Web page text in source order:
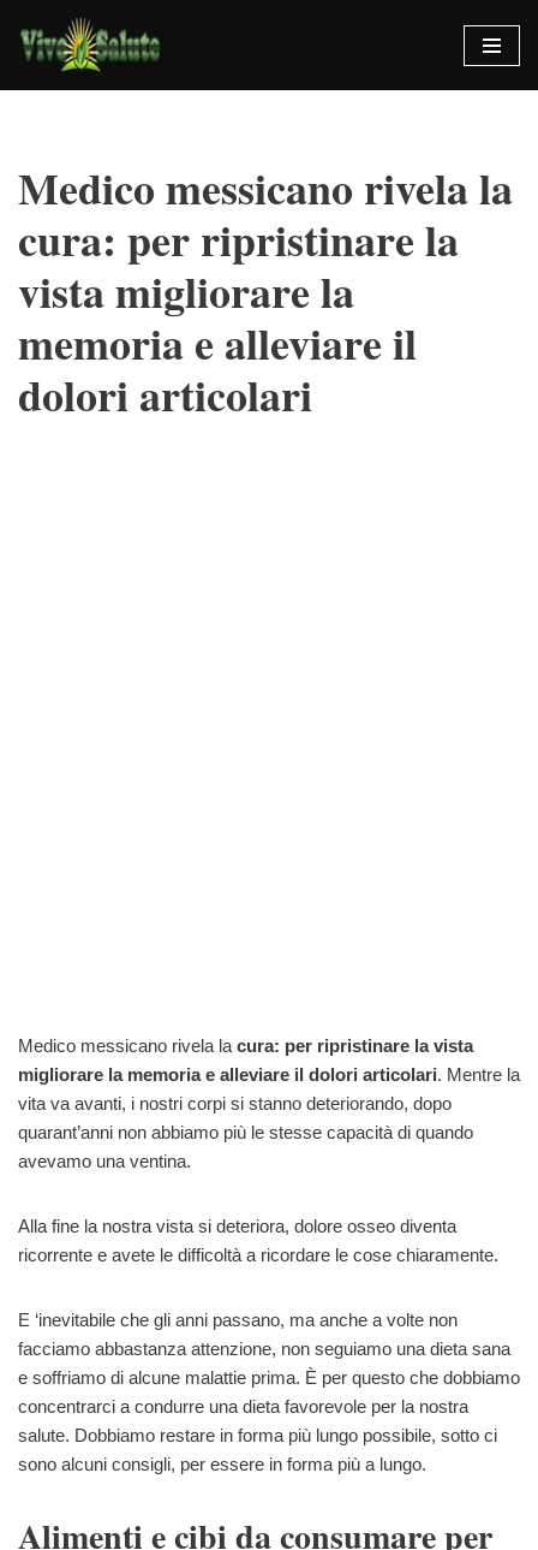
Vai
al
Medico messicano rivela la
cura: per ripristinare la
vista migliorare la
memoria e alleviare il
dolori articolari
Medico messicano rivela la cura: per ripristinare la vista
migliorare la memoria e alleviare il dolori articolari. Mentre la
vita va avanti, i nostri corpi si stanno deteriorando, dopo
quarant’anni non abbiamo più le stesse capacità di quando
avevamo una ventina.
Alla fine la nostra vista si deteriora, dolore osseo diventa
ricorrente e avete le difficoltà a ricordare le cose chiaramente.
E ‘inevitabile che gli anni passano, ma anche a volte non
facciamo abbastanza attenzione, non seguiamo una dieta sana
e soffriamo di alcune malattie prima. È per questo che dobbiamo
concentrarci a condurre una dieta favorevole per la nostra
salute. Dobbiamo restare in forma più lungo possibile, sotto ci
sono alcuni consigli, per essere in forma più a lungo.
Alimenti e cibi da consumare per